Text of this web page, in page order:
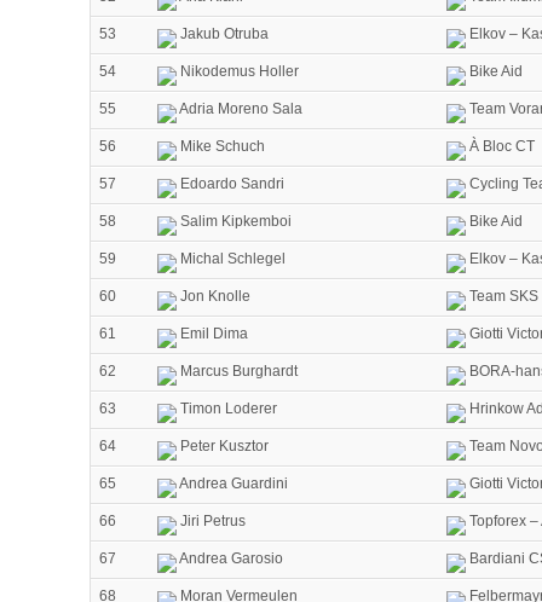
53 Jakub Otruba Elkov –
54 Nikodemus Holler Bike Aid
55 Adria Moreno Sala Team
56 Mike Schuch À Bloc CT
57 Edoardo Sandri Cycling
58 Salim Kipkemboi Bike Aid
59 Michal Schlegel Elkov –
60 Jon Knolle Team
61 Emil Dima Giotti
62 Marcus Burghardt BORA-
63 Timon Loderer Hrinkow
64 Peter Kusztor Team
65 Andrea Guardini Giotti
66 Jiri Petrus Topforex –
67 Andrea Garosio Bardiani
68 Moran Vermeulen